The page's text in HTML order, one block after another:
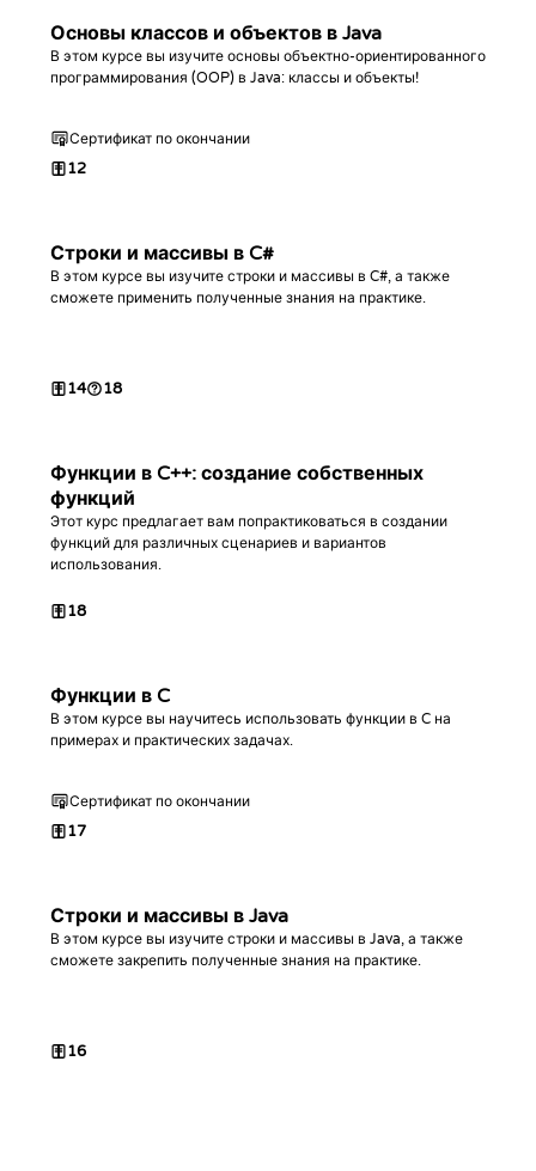
Основы классов и объектов в Java
В этом курсе вы изучите основы объектно-ориентированного
программирования (OOP) в Java: классы и объекты!
Сертификат по окончании
12
Строки и массивы в C#
В этом курсе вы изучите строки и массивы в C#, а также
сможете применить полученные знания на практике.
14 18
Функции в C++: создание собственных
функций
Этот курс предлагает вам попрактиковаться в создании
функций для различных сценариев и вариантов
использования.
18
Функции в C
В этом курсе вы научитесь использовать функции в C на
примерах и практических задачах.
Сертификат по окончании
17
Строки и массивы в Java
В этом курсе вы изучите строки и массивы в Java, а также
сможете закрепить полученные знания на практике.
16